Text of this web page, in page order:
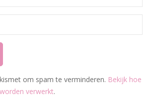
om spam te verminderen. Bekijk hoe
verwerkt.